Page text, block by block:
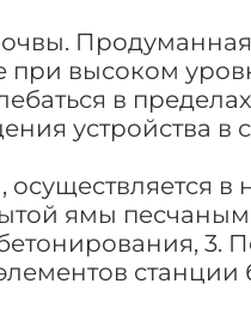
при высоком
в
устройства в
в
ямы
3.